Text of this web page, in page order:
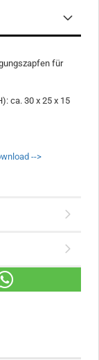
für
ca. 30 x 25 x 15
-->